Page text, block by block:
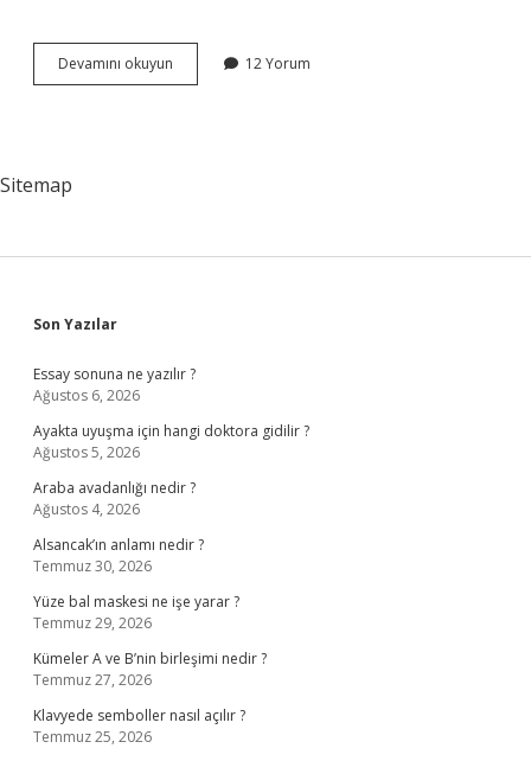
Devamını okuyun
Müdürü
12 Yorum
Sitemap
Sidebar
Son Yazılar
Essay sonuna ne yazılır ?
Ağustos 6, 2026
Ayakta uyuşma için hangi doktora gidilir ?
Ağustos 5, 2026
Araba avadanlığı nedir ?
Ağustos 4, 2026
Alsancak’ın anlamı nedir ?
Temmuz 30, 2026
Yüze bal maskesi ne işe yarar ?
Temmuz 29, 2026
Kümeler A ve B’nin birleşimi nedir ?
Temmuz 27, 2026
Klavyede semboller nasıl açılır ?
Temmuz 25, 2026